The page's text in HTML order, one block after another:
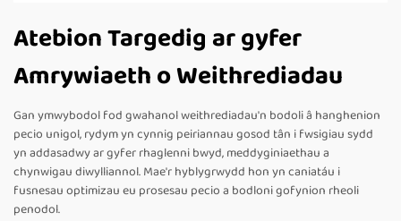
Atebion Targedig ar gyfer
Amrywiaeth o Weithrediadau
Gan ymwybodol fod gwahanol weithrediadau'n bodoli â hanghenion
pecio unigol, rydym yn cynnig peiriannau gosod tân i fwsigiau sydd
yn addasadwy ar gyfer rhaglenni bwyd, meddyginiaethau a
chynwigau diwylliannol. Mae'r hyblygrwydd hon yn caniatáu i
fusnesau optimizau eu prosesau pecio a bodloni gofynion rheoli
penodol.